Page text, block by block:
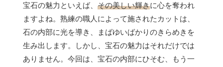
宝石の魅力といえば、 その美しい輝きに心を奪われ
ますよね。熟練の職人によって施されたカットは、
石の内部に光を導き、まばゆいばかりのきらめきを
生み出します。しかし、宝石の魅力はそれだけでは
ありません。今回は、宝石の内部にひそむ、もう一